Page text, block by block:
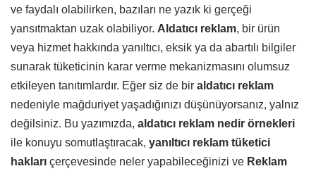
ve faydalı olabilirken, bazıları ne yazık ki gerçeği
yansıtmaktan uzak olabiliyor. Aldatıcı reklam, bir ürün
veya hizmet hakkında yanıltıcı, eksik ya da abartılı bilgiler
sunarak tüketicinin karar verme mekanizmasını olumsuz
etkileyen tanıtımlardır. Eğer siz de bir aldatıcı reklam
nedeniyle mağduriyet yaşadığınızı düşünüyorsanız, yalnız
değilsiniz. Bu yazımızda, aldatıcı reklam nedir örnekleri
ile konuyu somutlaştıracak, yanıltıcı reklam tüketici
hakları çerçevesinde neler yapabileceğinizi ve Reklam